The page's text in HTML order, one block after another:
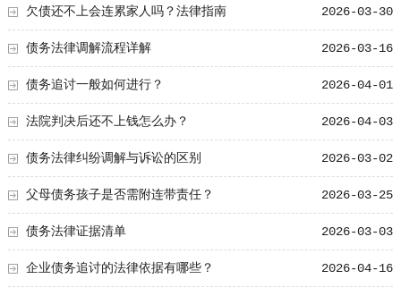
2026-03-30
欠债还不上会连累家人吗？法律指南
2026-03-16
债务法律调解流程详解
2026-04-01
债务追讨一般如何进行？
2026-04-03
法院判决后还不上钱怎么办？
2026-03-02
债务法律纠纷调解与诉讼的区别
2026-03-25
父母债务孩子是否需附连带责任？
2026-03-03
债务法律证据清单
2026-04-16
企业债务追讨的法律依据有哪些？